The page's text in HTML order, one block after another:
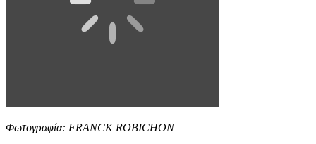
Φωτογραφία: FRANCK ROBICHON